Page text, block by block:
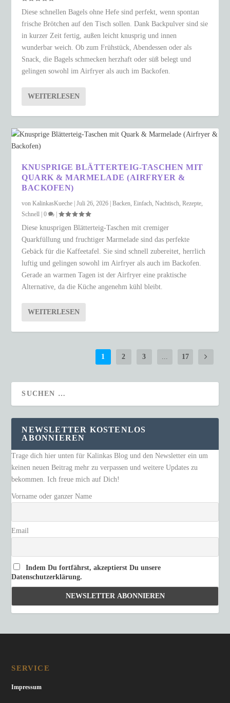
Diese schnellen Bagels ohne Hefe sind perfekt, wenn spontan
frische Brötchen auf den Tisch sollen. Dank Backpulver sind sie
in kurzer Zeit fertig, außen leicht knusprig und innen
wunderbar weich. Ob zum Frühstück, Abendessen oder als
Snack, die Bagels schmecken herzhaft oder süß belegt und
gelingen sowohl im Airfryer als auch im Backofen.
WEITERLESEN
KNUSPRIGE BLÄTTERTEIG-TASCHEN MIT
QUARK & MARMELADE (AIRFRYER &
BACKOFEN)
vonKalinkasKueche |Juli 26, 2026 |Backen,Einfach,Nachtisch,Rezepte,
Schnell |0 |
Diese knusprigen Blätterteig-Taschen mit cremiger
Quarkfüllung und fruchtiger Marmelade sind das perfekte
Gebäck für die Kaffeetafel. Sie sind schnell zubereitet, herrlich
luftig und gelingen sowohl im Airfryer als auch im Backofen.
Gerade an warmen Tagen ist der Airfryer eine praktische
Alternative, da die Küche angenehm kühl bleibt.
WEITERLESEN
1 2 3 17
NEWSLETTER KOSTENLOS
ABONNIEREN
Trage dich hier unten für Kalinkas Blog und den Newsletter ein um
keinen neuen Beitrag mehr zu verpassen und weitere Updates zu
bekommen. Ich freue mich auf Dich!
Vorname oder ganzer Name
Email
Indem Du fortfährst, akzeptierst Du unsere
Datenschutzerklärung.
SERVICE
Impressum